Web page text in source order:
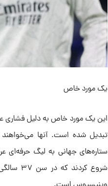
یک مورد خاص
این یک مورد خاص به دلیل فشاری
تبدیل شده است. آنها می‌خواهند
ستاره‌های جهانی به لیگ حرفه‌ای
شروع